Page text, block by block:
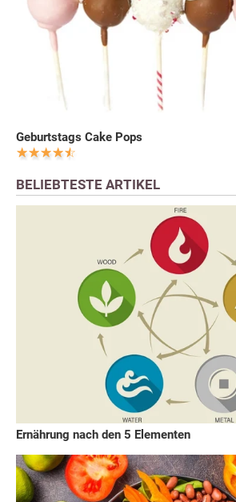
Geburtstags Cake Pops
BELIEBTESTE ARTIKEL
Ernährung nach den 5 Elementen